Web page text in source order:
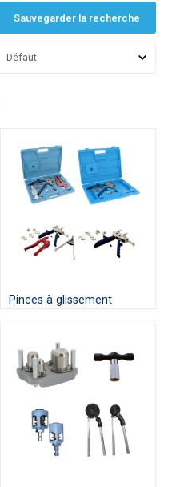
Sauvegarder la recherche
Pinces à glissement